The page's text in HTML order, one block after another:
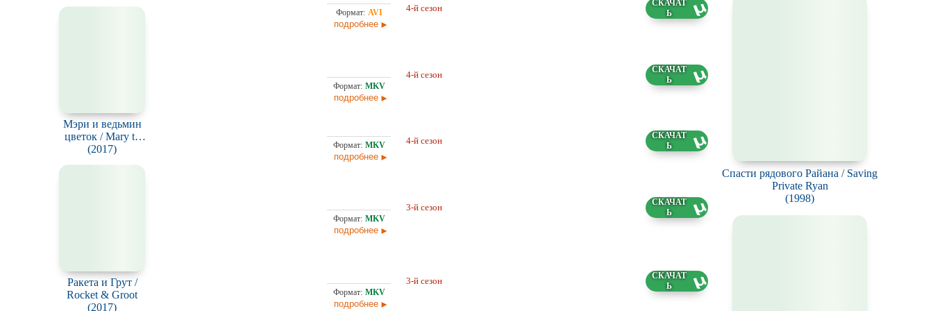
подробнее
4-й сезон
подробнее
4-й сезон
подробнее
4-й сезон
подробнее
3-й сезон
подробнее
3-й сезон
Спасти рядового Райана / Saving
Private Ryan
(1998)